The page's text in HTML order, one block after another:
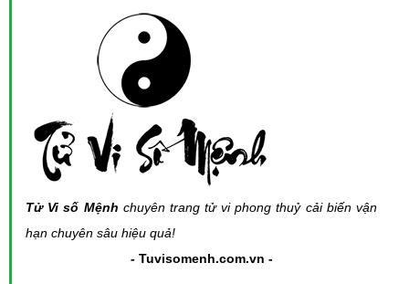
Tử Vi số Mệnh chuyên trang tử vi phong thuỷ cải biến vận
hạn chuyên sâu hiệu quả!
- Tuvisomenh.com.vn -